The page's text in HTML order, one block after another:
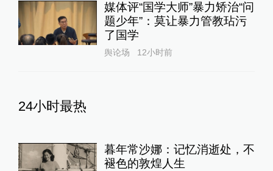
媒体评“国学大师”暴力矫治“问
题少年”：莫让暴力管教玷污
了国学
舆论场 12小时前
24小时最热
暮年常沙娜：记忆消逝处，不
褪色的敦煌人生